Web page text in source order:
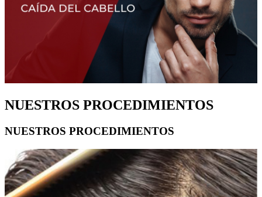
NUESTROS PROCEDIMIENTOS
NUESTROS PROCEDIMIENTOS